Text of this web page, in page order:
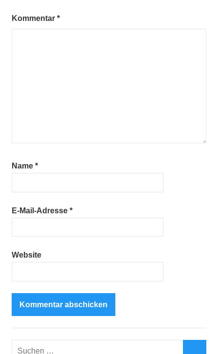
Kommentar *
Name *
E-Mail-Adresse *
Website
Suchen